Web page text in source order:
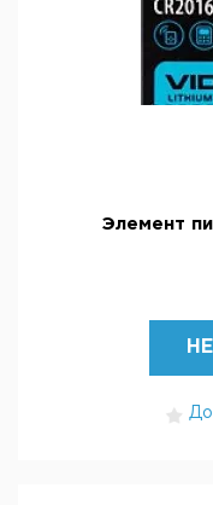
Элемент